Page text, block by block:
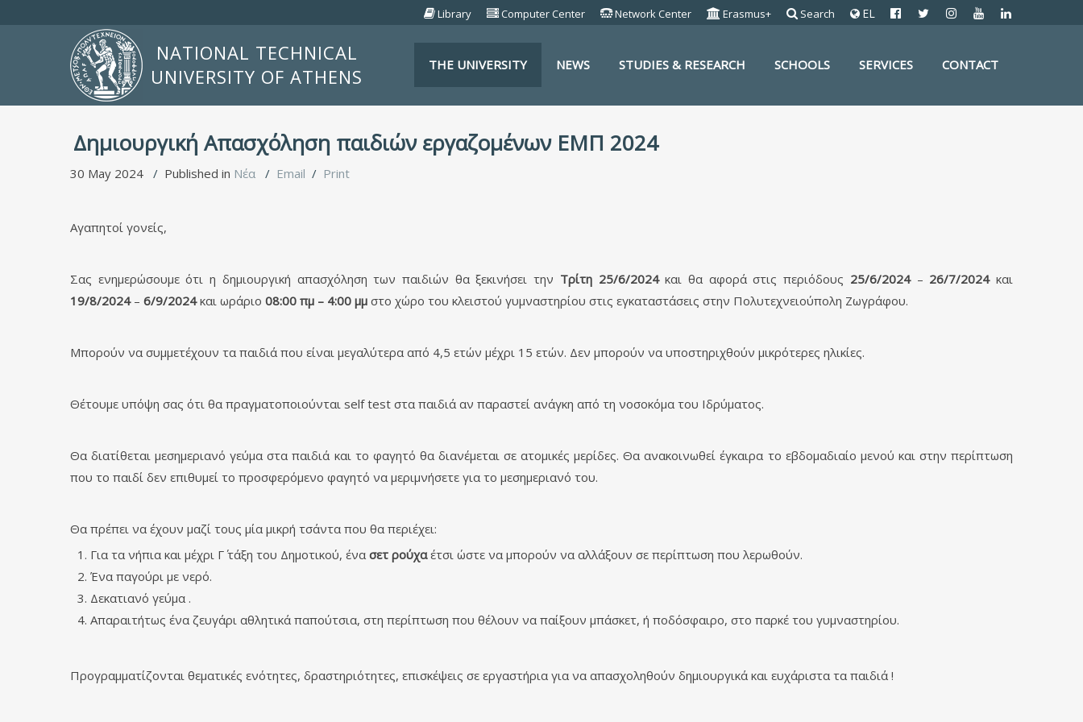
EL
Library Computer Center Network Center Erasmus+ Search
NATIONAL TECHNICAL
UNIVERSITY OF ATHENS
THE UNIVERSITY NEWS STUDIES & RESEARCH SCHOOLS SERVICES CONTACT
Δημιουργική Απασχόληση παιδιών εργαζομένων ΕΜΠ 2024
30 May 2024 Published in Νέα Email Print
Αγαπητοί γονείς,
Σας ενημερώσουμε ότι η δημιουργική απασχόληση των παιδιών θα ξεκινήσει την Τρίτη 25/6/2024και θα αφορά στις περιόδους 25/6/2024– 26/7/2024και
19/8/2024– 6/9/2024και ωράριο 08:00 πμ – 4:00 μμ στο χώρο του κλειστού γυμναστηρίου στις εγκαταστάσεις στην Πολυτεχνειούπολη Ζωγράφου.
Μπορούν να συμμετέχουν τα παιδιά που είναι μεγαλύτερα από 4,5 ετών μέχρι 15 ετών. Δεν μπορούν να υποστηριχθούν μικρότερες ηλικίες.
Θέτουμε υπόψη σας ότι θα πραγματοποιούνται self test στα παιδιά αν παραστεί ανάγκη από τη νοσοκόμα του Ιδρύματος.
Θα διατίθεται μεσημεριανό γεύμα στα παιδιά και το φαγητό θα διανέμεται σε ατομικές μερίδες. Θα ανακοινωθεί έγκαιρα το εβδομαδιαίο μενού και στην περίπτωση
που το παιδί δεν επιθυμεί το προσφερόμενο φαγητό να μεριμνήσετε για το μεσημεριανό του.
Θα πρέπει να έχουν μαζί τους μία μικρή τσάντα που θα περιέχει:
Για τα νήπια και μέχρι Γ΄ τάξη του Δημοτικού, ένα σετ ρούχαέτσι ώστε να μπορούν να αλλάξουν σε περίπτωση που λερωθούν.
Ένα παγούρι με νερό.
Δεκατιανό γεύμα .
Απαραιτήτως ένα ζευγάρι αθλητικά παπούτσια, στη περίπτωση που θέλουν να παίξουν μπάσκετ, ή ποδόσφαιρο, στο παρκέ του γυμναστηρίου.
Προγραμματίζονται θεματικές ενότητες, δραστηριότητες, επισκέψεις σε εργαστήρια για να απασχοληθούν δημιουργικά και ευχάριστα τα παιδιά !